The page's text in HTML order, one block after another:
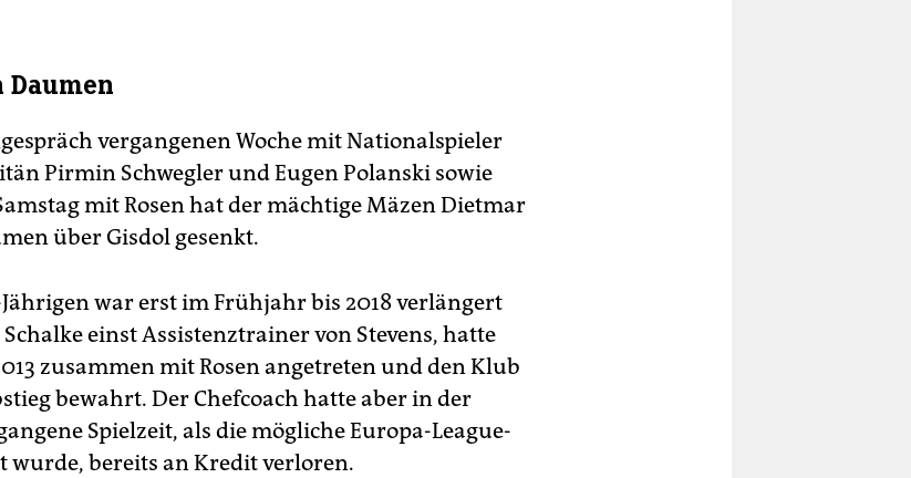
Daumen
vergangenen Woche mit Nationalspieler
Pirmin Schwegler und Eugen Polanski sowie
mit Rosen hat der mächtige Mäzen Dietmar
über Gisdol gesenkt.
war erst im Frühjahr bis 2018 verlängert
einst Assistenztrainer von Stevens, hatte
zusammen mit Rosen angetreten und den Klub
bewahrt. Der Chefcoach hatte aber in der
Spielzeit, als die mögliche Europa-League-
wurde, bereits an Kredit verloren.